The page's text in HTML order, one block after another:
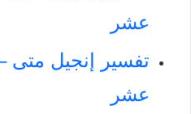
عشر
تفسير إنجيل متى
عشر